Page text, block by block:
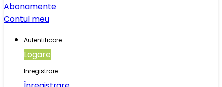
Abonamente
Contul meu
Autentificare
Logare
Inregistrare